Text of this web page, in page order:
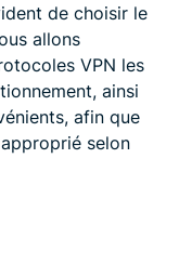
de choisir le
allons
VPN les
ainsi
afin que
selon